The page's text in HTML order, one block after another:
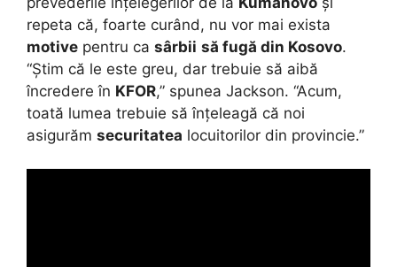
repeta că, foarte curând, nu vor mai exista
motive pentru ca sârbii să fugă din Kosovo.
“Știm că le este greu, dar trebuie să aibă
încredere în KFOR,” spunea Jackson. “Acum,
toată lumea trebuie să înțeleagă că noi
asigurăm securitatea locuitorilor din provincie.”